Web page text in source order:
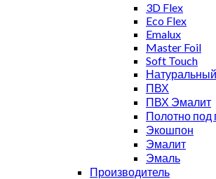
3D Flex
Eco Flex
Emalux
Master Foil
Soft Touch
ПВХ
ПВХ Эмалит
Полотно под
Экошпон
Эмалит
Эмаль
Производитель